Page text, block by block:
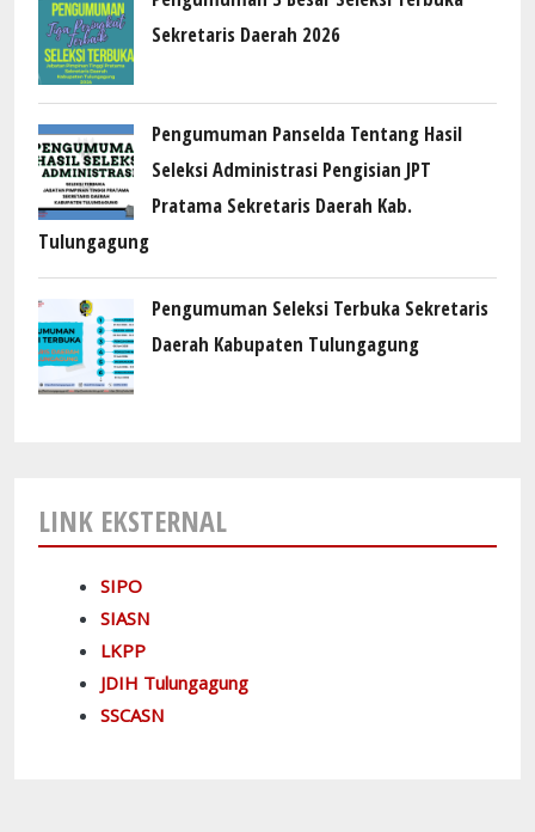
Sekretaris Daerah 2026
Pengumuman Panselda Tentang Hasil
Seleksi Administrasi Pengisian JPT
Pratama Sekretaris Daerah Kab.
Tulungagung
Pengumuman Seleksi Terbuka Sekretaris
Daerah Kabupaten Tulungagung
LINK EKSTERNAL
SIPO
SIASN
LKPP
JDIH Tulungagung
SSCASN